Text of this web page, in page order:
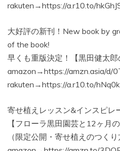
rakuten→https://a.r10.to/
大好評の新刊！New book by
of the book!
早くも重版決定！【黒田健太郎
amazon→https://amzn.asia/d/
rakuten→https://a.r10.to/
寄せ植えレッスン&インスピレ
【フローラ黒田園芸と12ヶ月
（限定公開・寄せ植えのつく